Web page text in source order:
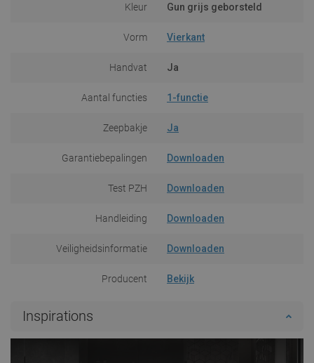
Kleur Gun grijs geborsteld
Vorm Vierkant
Handvat Ja
Aantal functies 1-functie
Zeepbakje Ja
Garantiebepalingen Downloaden
Test PZH Downloaden
Handleiding Downloaden
Veiligheidsinformatie Downloaden
Producent Bekijk
Inspirations